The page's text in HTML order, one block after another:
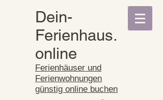
Dein-
Ferienhaus.
online
Ferienhäuser und
Ferienwohnungen
günstig online buchen